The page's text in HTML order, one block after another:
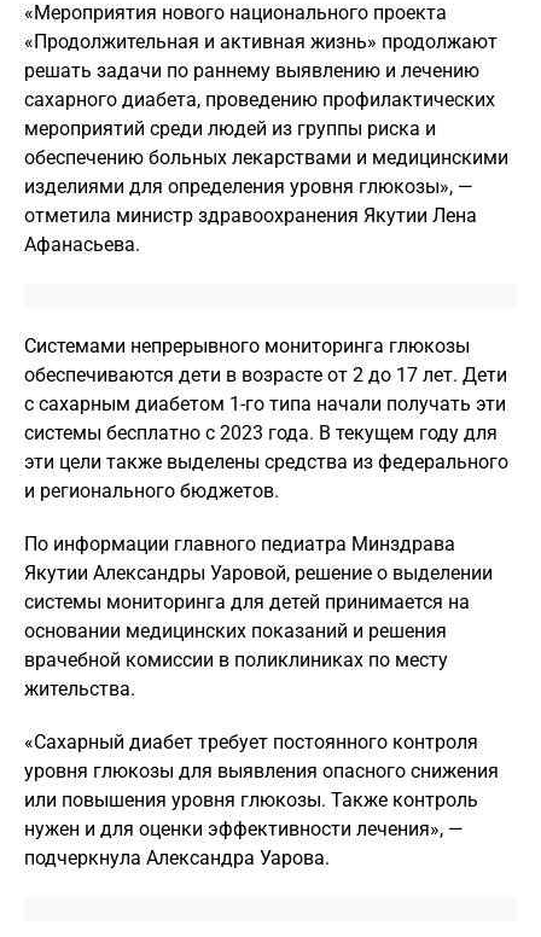
«Мероприятия нового национального проекта
«Продолжительная и активная жизнь» продолжают
решать задачи по раннему выявлению и лечению
сахарного диабета, проведению профилактических
мероприятий среди людей из группы риска и
обеспечению больных лекарствами и медицинскими
изделиями для определения уровня глюкозы», —
отметила министр здравоохранения Якутии Лена
Афанасьева.
Системами непрерывного мониторинга глюкозы
обеспечиваются дети в возрасте от 2 до 17 лет. Дети
с сахарным диабетом 1-го типа начали получать эти
системы бесплатно с 2023 года. В текущем году для
эти цели также выделены средства из федерального
и регионального бюджетов.
По информации главного педиатра Минздрава
Якутии Александры Уаровой, решение о выделении
системы мониторинга для детей принимается на
основании медицинских показаний и решения
врачебной комиссии в поликлиниках по месту
жительства.
«Сахарный диабет требует постоянного контроля
уровня глюкозы для выявления опасного снижения
или повышения уровня глюкозы. Также контроль
нужен и для оценки эффективности лечения», —
подчеркнула Александра Уарова.